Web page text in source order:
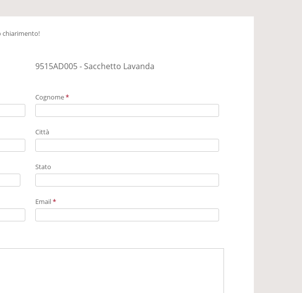
chiarimento!
9515AD005 - Sacchetto Lavanda
Cognome*
Città
Stato
Email*